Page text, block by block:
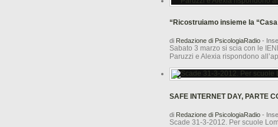
“Ricostruiamo insieme la
di Redazione di PsicologiaRadio -
Sabato 3 marzo si scia con le
Paruzzi e Alexia rispondono
SAFE INTERNET DAY, PARTE
di Redazione di PsicologiaRadio -
Scade 31-3-2012. Per scuole